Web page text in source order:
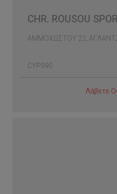
CHR. ROUSOU
ΑΜΜΟΧΩΣΤΟΥ 22,
CYP090
Λάβετε